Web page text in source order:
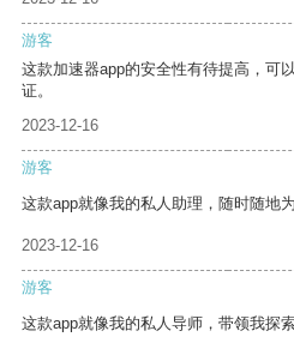
游客
这款加速器app的安全性有待提高，可
证。
2023-12-16
游客
这款app就像我的私人助理，随时随地
2023-12-16
游客
这款app就像我的私人导师，带领我探